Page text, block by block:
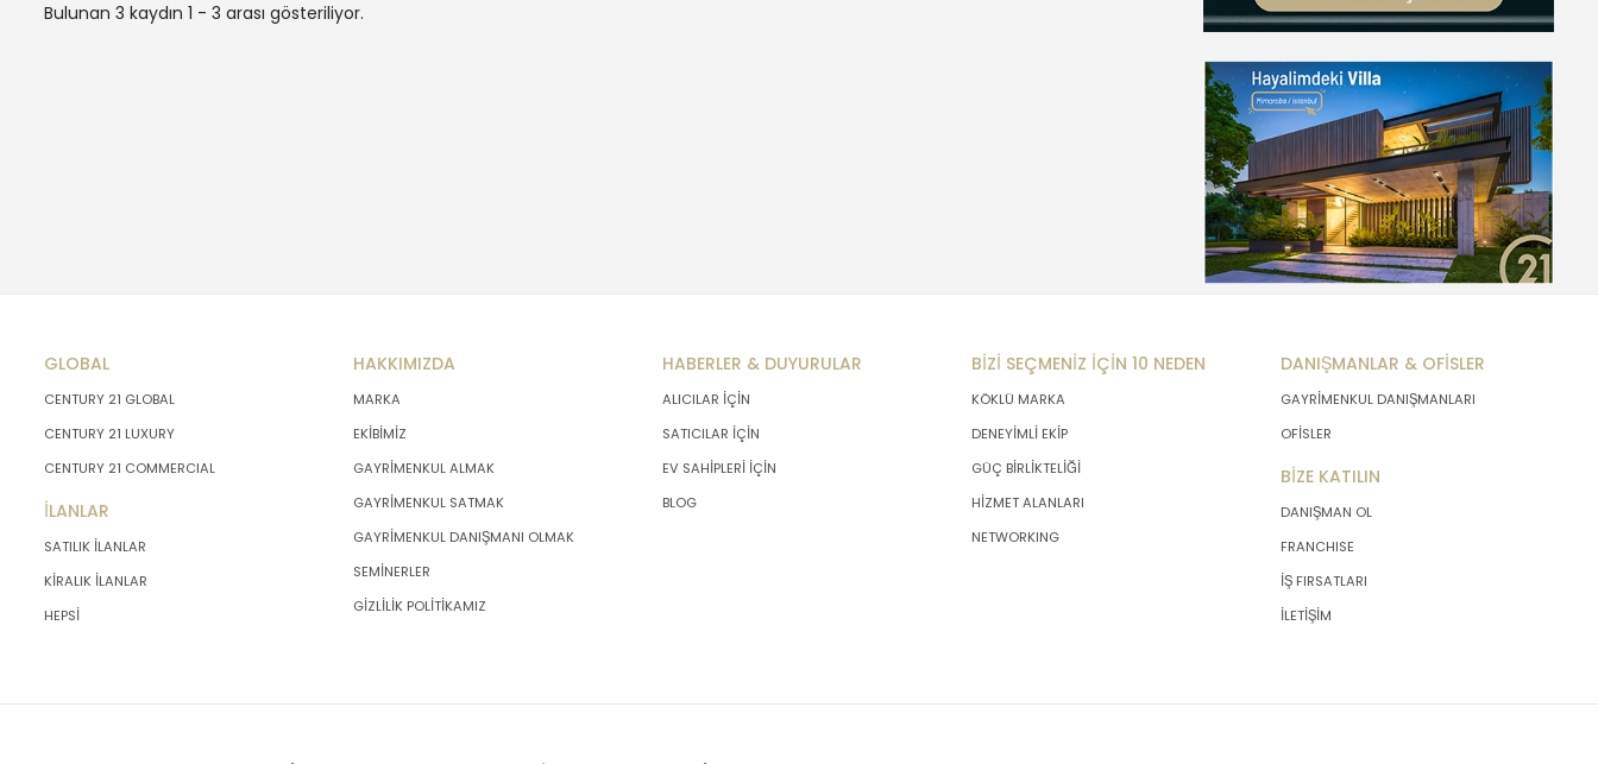
Bulunan 3 kaydın 1 - 3 arası gösteriliyor.
GLOBAL
CENTURY 21 GLOBAL
CENTURY 21 LUXURY
CENTURY 21 COMMERCIAL
İLANLAR
SATILIK İLANLAR
KİRALIK İLANLAR
HEPSİ
HAKKIMIZDA
MARKA
EKİBİMİZ
GAYRİMENKUL ALMAK
GAYRİMENKUL SATMAK
GAYRİMENKUL DANIŞMANI OLMAK
SEMİNERLER
GİZLİLİK POLİTİKAMIZ
HABERLER & DUYURULAR
ALICILAR İÇİN
SATICILAR İÇİN
EV SAHİPLERİ İÇİN
BLOG
BİZİ SEÇMENİZ İÇİN 10 NEDEN
KÖKLÜ MARKA
DENEYİMLİ EKİP
GÜÇ BİRLİKTELİĞİ
HİZMET ALANLARI
NETWORKING
DANIŞMANLAR & OFİSLER
GAYRİMENKUL DANIŞMANLARI
OFİSLER
BİZE KATILIN
DANIŞMAN OL
FRANCHISE
İŞ FIRSATLARI
İLETİŞİM